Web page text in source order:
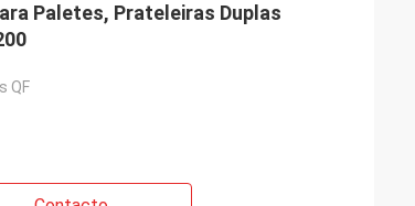
Paletes, Prateleiras Duplas
QF